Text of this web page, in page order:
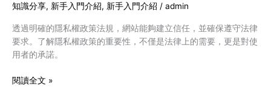
知識分享, 新手入門介紹, 新手入門介紹 / admin
透過明確的隱私權政策法規，網站能夠建立信任，並確保遵守法律
要求。了解隱私權政策的重要性，不僅是法律上的需要，更是對使
用者的承諾。
的
要
性
與
定
閱讀全文 »